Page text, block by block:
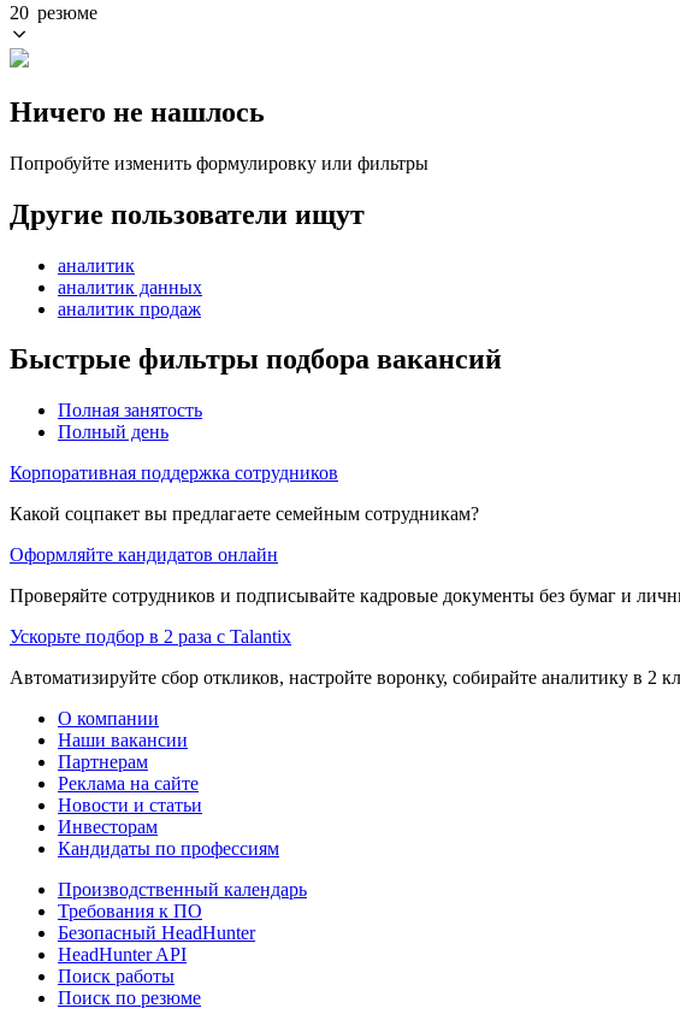
20 резюме
Ничего не нашлось
Попробуйте изменить формулировку или фильтры
Другие пользователи ищут
аналитик
аналитик данных
аналитик продаж
Быстрые фильтры подбора вакансий
Полная занятость
Полный день
Корпоративная поддержка сотрудников
Какой соцпакет вы предлагаете семейным сотрудникам?
Оформляйте кандидатов онлайн
Проверяйте сотрудников и подписывайте кадровые документы без бумаг и
Ускорьте подбор в 2 раза с Talantix
Автоматизируйте сбор откликов, настройте воронку, собирайте аналитику в 2
О компании
Наши вакансии
Партнерам
Реклама на сайте
Новости и статьи
Инвесторам
Кандидаты по профессиям
Производственный календарь
Требования к ПО
Безопасный HeadHunter
HeadHunter API
Поиск работы
Поиск по резюме